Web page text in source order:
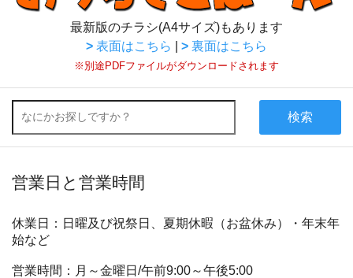
最新版のチラシ(A4サイズ)もあります
> 表面はこちら > 裏面はこちら
※別途PDFファイルがダウンロードされます
検索
営業日と営業時間
休業日：日曜及び祝祭日、夏期休暇（お盆休み）・年末年
始など
営業時間：月～金曜日/午前9:00～午後5:00